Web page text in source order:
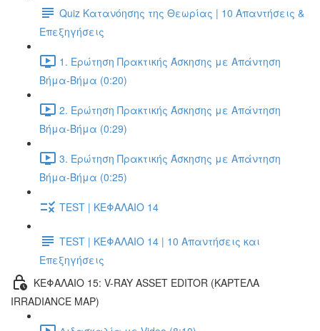
Quiz Κατανόησης της Θεωρίας | 10 Απαντήσεις &
Επεξηγήσεις
1. Ερώτηση Πρακτικής Άσκησης με Απάντηση
Βήμα-Βήμα (0:20)
2. Ερώτηση Πρακτικής Άσκησης με Απάντηση
Βήμα-Βήμα (0:29)
3. Ερώτηση Πρακτικής Άσκησης με Απάντηση
Βήμα-Βήμα (0:25)
TEST | ΚΕΦΑΛΑΙΟ 14
TEST | ΚΕΦΑΛΑΙΟ 14 | 10 Απαντήσεις και
Επεξηγήσεις
ΚΕΦΑΛΑΙΟ 15: V-RAY ASSET EDITOR (ΚΑΡΤΕΛΑ
IRRADIANCE MAP)